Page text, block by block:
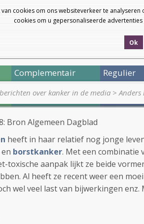
cookies om ons websiteverkeer te
cookies om u gepersonaliseerde
Ok
Complementair Regulier
over kanker in de media >Anders
Bron Algemeen Dagblad
heeft in haar relatief nog jonge
en borstkanker. Met een combinatie
toxische aanpak lijkt ze beide
Al heeft ze recent weer een
wel veel last van bijwerkingen enz.